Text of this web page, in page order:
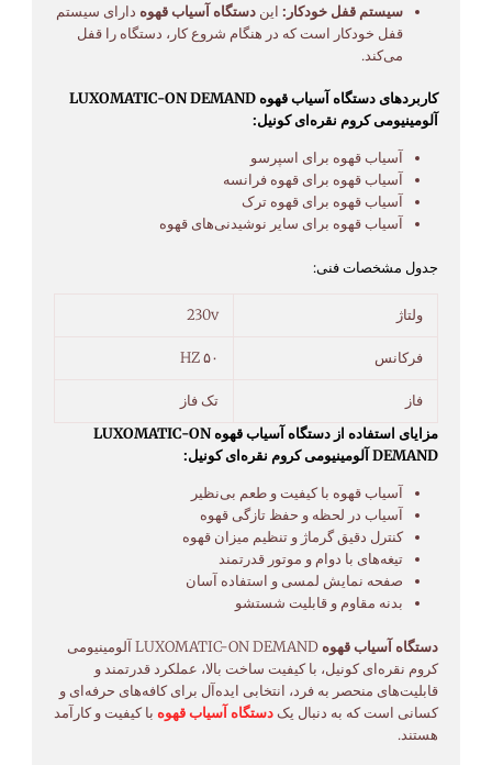
سیستم قفل خودکار: ایندستگاه آسیاب قهوه دارای سیستم
قفل خودکار است که در هنگام شروع کار، دستگاه را قفل
می‌کند.
کاربردهای دستگاه آسیاب قهوه LUXOMATIC-ON DEMAND
آلومینیومی کروم نقره‌ای کونیل:
آسیاب قهوه برای اسپرسو
آسیاب قهوه برای قهوه فرانسه
آسیاب قهوه برای قهوه ترک
آسیاب قهوه برای سایر نوشیدنی‌های قهوه
جدول مشخصات فنی:
ولتاژ 230v
فرکانس ۵۰ HZ
فاز
تک فاز
مزایای استفاده از دستگاه آسیاب قهوه LUXOMATIC-ON
DEMAND آلومینیومی کروم نقره‌ای کونیل:
آسیاب قهوه با کیفیت و طعم بی‌نظیر
آسیاب در لحظه و حفظ تازگی قهوه
کنترل دقیق گرماژ و تنظیم میزان قهوه
تیغه‌های با دوام و موتور قدرتمند
صفحه نمایش لمسی و استفاده آسان
بدنه مقاوم و قابلیت شستشو
دستگاه آسیاب قهوه
LUXOMATIC-ON DEMAND آلومینیومی
کروم نقره‌ای کونیل، با کیفیت ساخت بالا، عملکرد قدرتمند و
قابلیت‌های منحصر به فرد، انتخابی ایده‌آل برای کافه‌های حرفه‌ای و
کسانی است که به دنبال یک دستگاه آسیاب قهوه با کیفیت و کارآمد
هستند.